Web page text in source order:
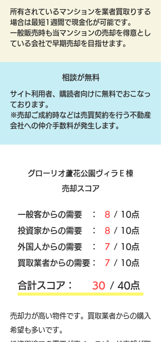
所有されているマンションを業者買取りする
場合は最短1週間で現金化が可能です。
一般販売時も当マンションの売却を得意とし
ている会社で早期売却を目指せます。
相談が無料
サイト利用者、購読者向けに無料でおこなっ
ております。
​※売却ご成約時などは売買契約を行う不動産
会社への仲介手数料が発生します。
グローリオ蘆花公園ヴィラＥ棟
売却スコア
​一般客からの需要 ： 8 / 10点
​投資家からの需要 ：
8 / 10点
外国人からの需要 ：
7 / 10点
買取業者からの需要：
7 / 10点
​合計スコア： 30 / 40点
売却力が高い物件です。買取業者からの購入
希望も多いです。